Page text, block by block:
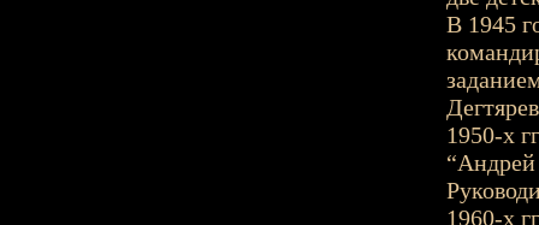
В 1945
1950-х
1960-х